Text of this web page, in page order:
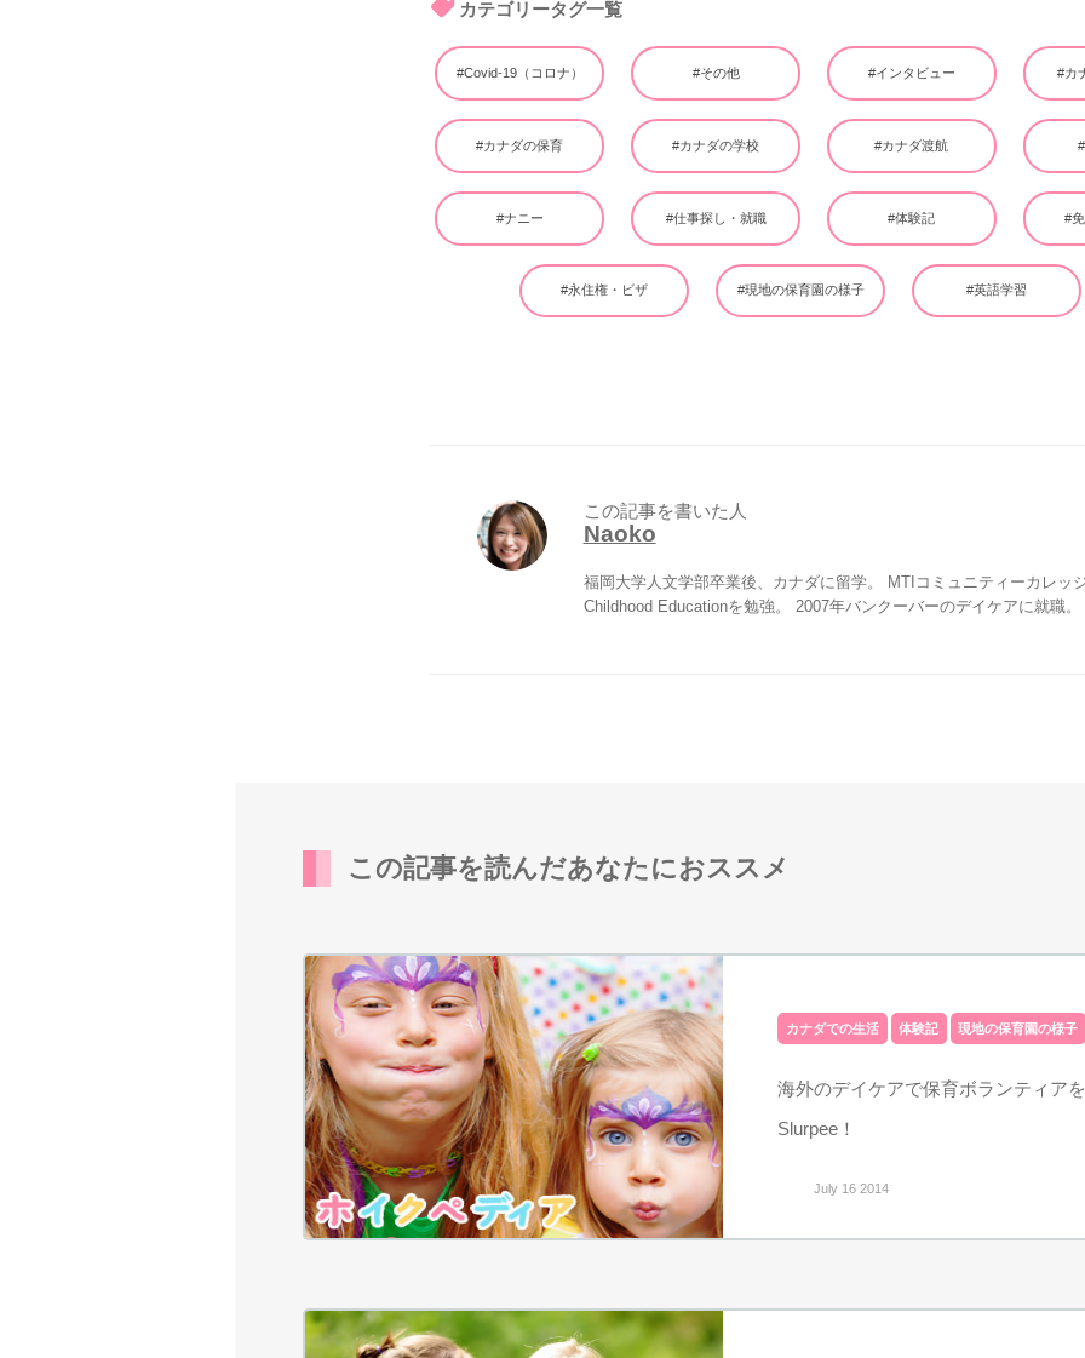
カテゴリータグ一覧
#Covid-19（コロナ） #その他 #インタビュー #カ
#カナダの保育 #カナダの学校 #カナダ渡航
#ナニー #仕事探し・就職 #体験記 #
#永住権・ビザ #現地の保育園の様子 #英語学習
この記事を書いた人
Naoko
福岡大学人文学部卒業後、カナダに留学。 MTIコミュニティーカレッ
Childhood Educationを勉強。 2007年バンクーバーのデイケアに就職。
この記事を読んだあなたにおススメ
カナダでの生活 体験記 現地の保育園の様子
海外のデイケアで保育ボランティア
Slurpee！
July 16 2014